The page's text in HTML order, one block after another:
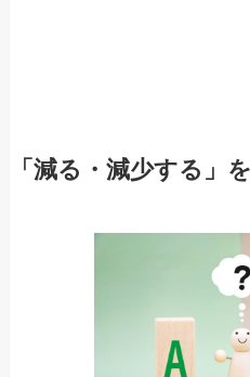
「減る・減少する」